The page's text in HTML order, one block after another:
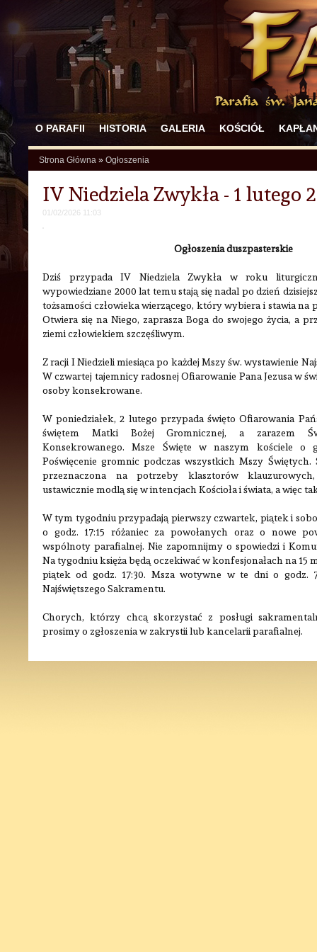
O PARAFII HISTORIA GALERIA KOŚCIÓŁ
Strona Główna » Ogłoszenia
IV Niedziela Zwykła - 1 lutego
01/02/2026 11:03
Ogłoszenia duszpasterskie
Dziś przypada IV Niedziela Zwykła w roku
wypowiedziane 2000 lat temu stają się nadal po dzień
tożsamości człowieka wierzącego, który wybiera i stawia na
Otwiera się na Niego, zaprasza Boga do swojego życia, a
ziemi człowiekiem szczęśliwym.
Z racji I Niedzieli miesiąca po każdej Mszy św. wystawienie
W czwartej tajemnicy radosnej Ofiarowanie Pana Jezusa w
osoby konsekrowane.
W poniedziałek, 2 lutego przypada święto Ofiarowania
świętem Matki Bożej Gromnicznej, a zarazem
Konsekrowanego. Msze Święte w naszym kościele o
Poświęcenie gromnic podczas wszystkich Mszy Świętych.
przeznaczona na potrzeby klasztorów
ustawicznie modlą się w intencjach Kościoła i świata, a więc
W tym tygodniu przypadają pierwszy czwartek, piątek i
o godz. 17:15 różaniec za powołanych oraz o nowe
wspólnoty parafialnej. Nie zapomnijmy o spowiedzi i
Na tygodniu księża będą oczekiwać w konfesjonałach na 15
piątek od godz. 17:30. Msza wotywne w te dni o godz.
Najświętszego Sakramentu.
Chorych, którzy chcą skorzystać z posługi
prosimy o zgłoszenia w zakrystii lub kancelarii parafialnej.